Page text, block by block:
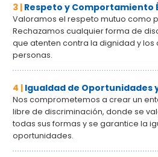
3 | Respeto y Comportamiento
Valoramos el respeto mutuo como
Rechazamos cualquier forma de
que atenten contra la dignidad y los
personas.
4 | Igualdad de Oportunidades
Nos comprometemos a crear un
libre de discriminación, donde se
todas sus formas y se garantice la
oportunidades.